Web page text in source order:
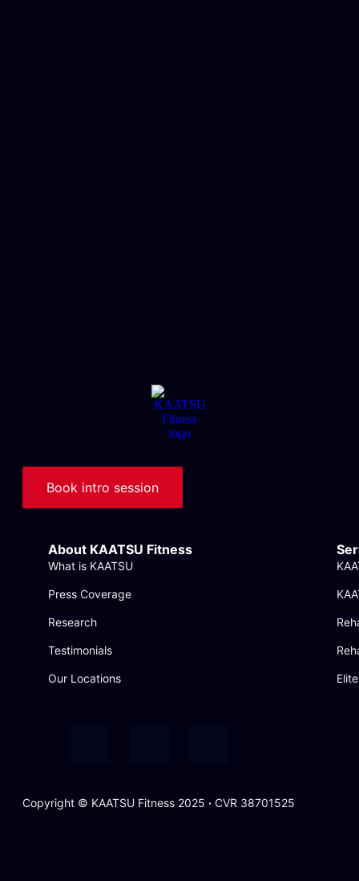
About KAATSU Fitness
What is KAATSU
Press Coverage
Research
Testimonials
Our Locations
Book intro session
Copyright © KAATSU Fitness 2025 · CVR 38701525